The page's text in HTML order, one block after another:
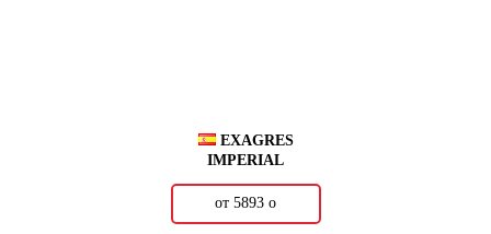
EXAGRES
IMPERIAL
от 5893 о